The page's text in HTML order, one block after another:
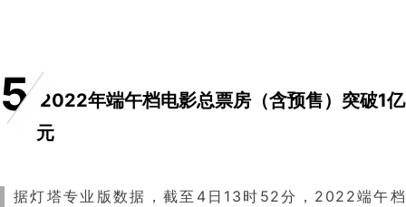
5 2022年端午档电影总票房（含预售）突破1亿
元
据灯塔专业版数据，截至4日13时52分，2022端午档